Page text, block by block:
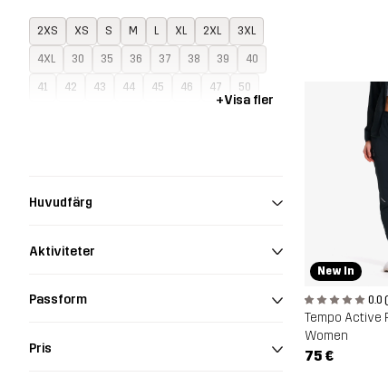
2XS XS S M L XL 2XL 3XL
4XL 30 35 36 37 38 39 40
41 42 43 44 45 46 47 50
+Visa fler
Huvudfärg
Aktiviteter
Passform
Pris
New In
0.0
Tempo Active
Women
75 €